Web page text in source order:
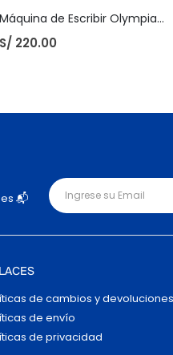
Máquina de Escribir Olympia Traveller de Luxe
S/ 220.00
📬
de cambios y devoluciones
de envío
de privacidad